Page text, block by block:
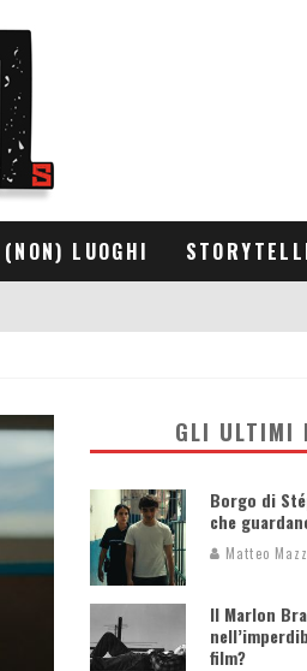
(NON) LUOGHI
GLI ULTIMI
Borgo di
che
Matteo
Il Marlon
film?